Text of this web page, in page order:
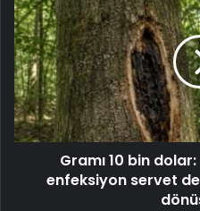
Gramı 10 bin
enfeksiyon servet